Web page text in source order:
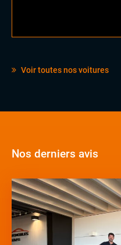
Voir toutes nos voitures
Nos derniers avis